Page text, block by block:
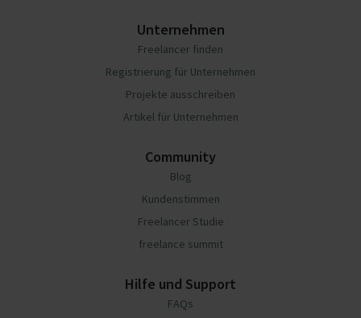
Unternehmen
Freelancer finden
Registrierung für Unternehmen
Projekte ausschreiben
Artikel für Unternehmen
Community
Blog
Kundenstimmen
Freelancer Studie
freelance summit
Hilfe und Support
FAQs